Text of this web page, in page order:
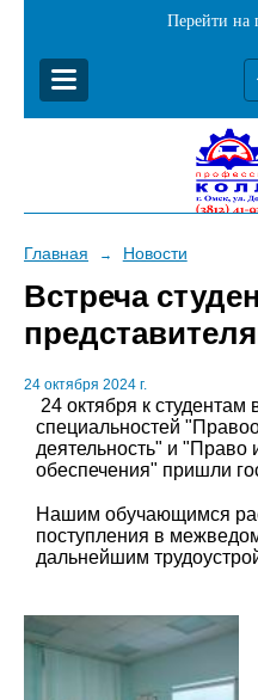
Перейти на
Главная → Новости
Встреча
24 октября 2024 г.
24 октября к студентам
специальностей
деятельность" и "Право
обеспечения" пришли
Нашим обучающимся
поступления в
дальнейшим